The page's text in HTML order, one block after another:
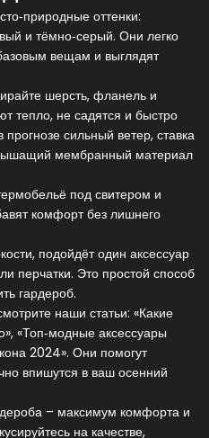
оттенки:
и тёмно‑серый. Они легко
вещам и выглядят
шерсть, фланель и
тепло, не садятся и быстро
сильный ветер, ставка
мембранный материал
под свитером и
комфорт без лишнего
подойдёт один аксессуар
перчатки. Это простой способ
гардероб.
наши статьи: «Какие
«Топ‑модные аксессуары
2024». Они помогут
впишутся в ваш осенний
– максимум комфорта и
на качестве,